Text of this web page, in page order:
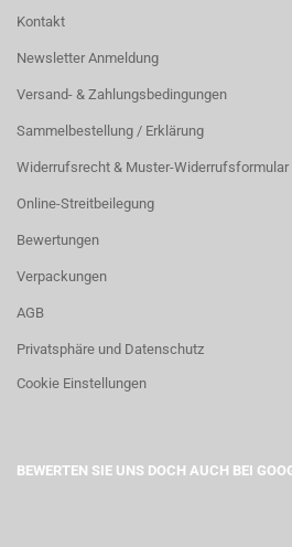
Kontakt
Newsletter Anmeldung
Versand- & Zahlungsbedingungen
Sammelbestellung / Erklärung
Widerrufsrecht & Muster-Widerrufsformular
Online-Streitbeilegung
Bewertungen
Verpackungen
AGB
Privatsphäre und Datenschutz
Cookie Einstellungen
BEWERTEN SIE UNS DOCH AUCH BEI